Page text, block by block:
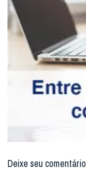
Deixe seu comentário